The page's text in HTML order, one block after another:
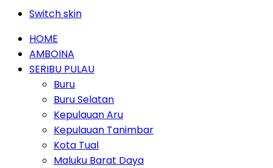
Switch skin
HOME
AMBOINA
SERIBU PULAU
Buru
Buru Selatan
Kepulauan Aru
Kepulauan Tanimbar
Kota Tual
Maluku Barat Daya